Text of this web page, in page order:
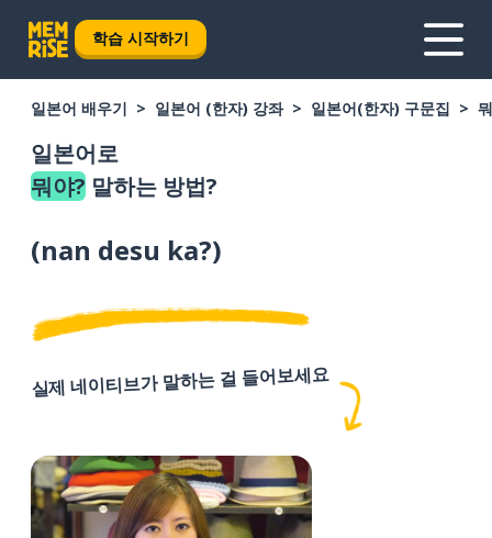
학습 시작하기
일본어 배우기 일본어 (한자) 강좌 일본어(한자) 구문집
일본어로
뭐야? 말하는 방법?
(nan desu ka?)
실제 네이티브가 말하는 걸 들어보세요